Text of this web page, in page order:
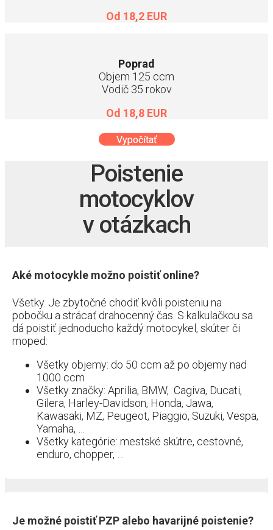
Od 18,2 EUR
Poprad
Objem 125 ccm
Vodič 35 rokov
Od 18,8 EUR
Vypočítať
Poistenie
motocyklov
v otázkach
Aké motocykle možno poistiť online?
Všetky. Je zbytočné chodiť kvôli poisteniu na
pobočku a strácať drahocenný čas. S kalkulačkou sa
dá poistiť jednoducho každý motocykel, skúter či
moped:
Všetky objemy: do 50 ccm až po objemy nad
1000 ccm
Všetky značky: Aprilia, BMW, Cagiva, Ducati,
Gilera, Harley-Davidson, Honda, Jawa,
Kawasaki, MZ, Peugeot, Piaggio, Suzuki, Vespa,
Yamaha, …
Všetky kategórie: mestské skútre, cestovné,
enduro, chopper, …
Je možné poistiť PZP alebo havarijné poistenie?